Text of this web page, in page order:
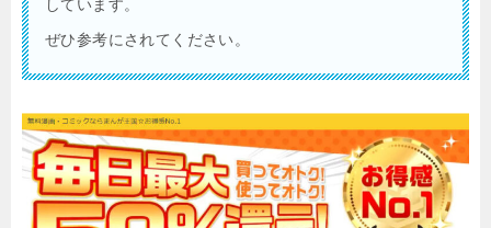
しています。
ぜひ参考にされてください。